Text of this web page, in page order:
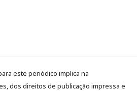
este periódico implica na
dos direitos de publicação impressa e